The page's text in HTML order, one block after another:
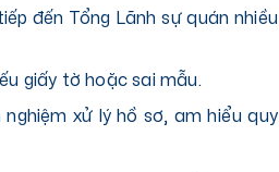
đến Tổng Lãnh sự quán nhiều
giấy tờ hoặc sai mẫu.
xử lý hồ sơ, am hiểu quy